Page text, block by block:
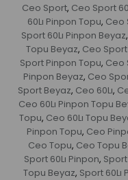
Ceo Sport, Ceo Sport
60Lı Pinpon Topu, Ceo
Sport 60Lı Pinpon Beyaz,
Topu Beyaz, Ceo Sport
Sport Pinpon Topu, Ceo
Pinpon Beyaz, Ceo
Sport Beyaz, Ceo 60Lı,
Ceo 60Lı Pinpon Topu
Topu, Ceo 60Lı Topu
Pinpon Topu, Ceo
Ceo Topu, Ceo Topu
Sport 60Lı Pinpon,
Topu Beyaz, Sport 60Lı